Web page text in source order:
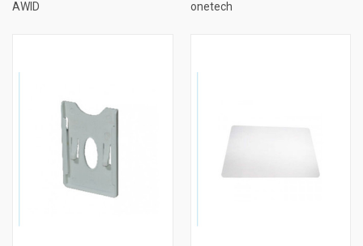
AWID
onetech